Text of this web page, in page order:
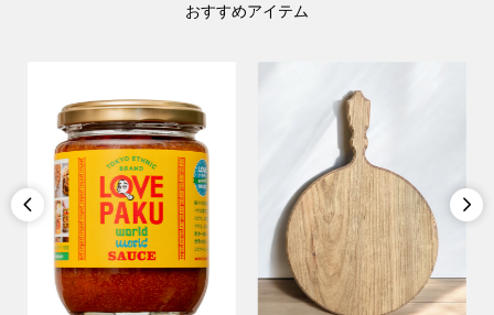
おすすめアイテム
 